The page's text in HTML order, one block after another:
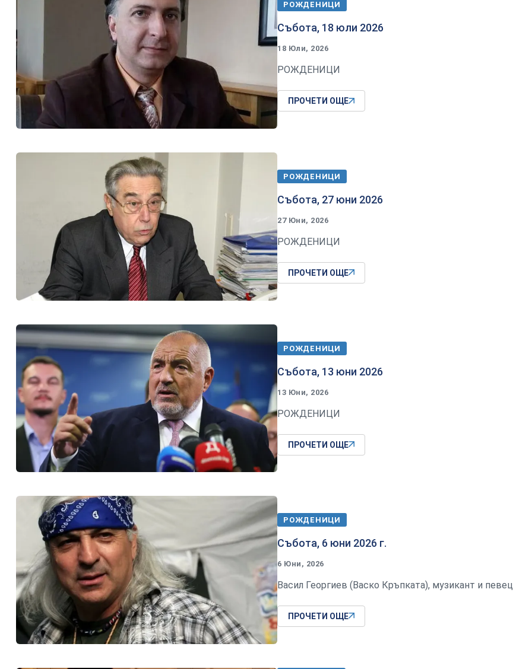
РОЖДЕНИЦИ
Събота, 18 юли 2026
18 Юли, 2026
РОЖДЕНИЦИ
ПРОЧЕТИ ОЩЕ
РОЖДЕНИЦИ
Събота, 27 юни 2026
27 Юни, 2026
РОЖДЕНИЦИ
ПРОЧЕТИ ОЩЕ
РОЖДЕНИЦИ
Събота, 13 юни 2026
13 Юни, 2026
РОЖДЕНИЦИ
ПРОЧЕТИ ОЩЕ
РОЖДЕНИЦИ
Събота, 6 юни 2026 г.
6 Юни, 2026
Васил Георгиев (Васко Кръпката), музикант и певец
ПРОЧЕТИ ОЩЕ